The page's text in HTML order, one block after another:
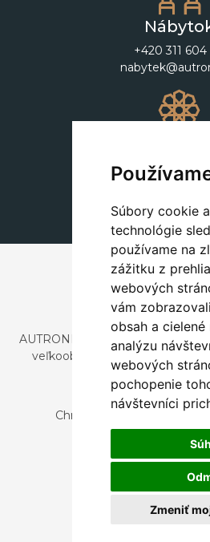
Súbory cookie
technológie
používame na
zážitku z
webových
vám
obsah a cielené
analýzu
webových
pochopenie
návštevníci
Zmeniť
+420 311 604
+420 311 604
AUTRONIC, s.r.o. je spoločnosť
veľkoobchodným predajom
nábytku a
Česká
Chrustenice 270, 267 12
Slovensko
Nová 366, 032 02